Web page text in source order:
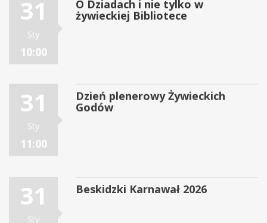
31
Sty
10:00
O Dziadach i nie tylko w
żywieckiej Bibliotece
31
Sty
11:00
Dzień plenerowy Żywieckich
Godów
31
Sty
Beskidzki Karnawał 2026